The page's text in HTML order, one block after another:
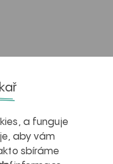
bych se zeptala.Asi 2-
a funguje
aby vám
sbíráme